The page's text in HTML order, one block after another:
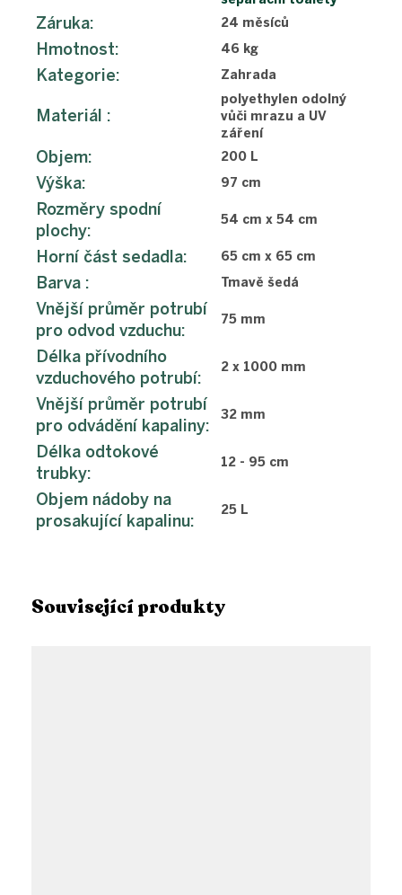
Související produkty
Záruka: 24 měsíců
Hmotnost: 46 kg
Kategorie: Zahrada
Materiál :
polyethylen odolný
vůči mrazu a UV
záření
Objem: 200 L
Výška: 97 cm
Rozměry spodní
plochy:
54 cm x 54 cm
Horní část sedadla: 65 cm x 65 cm
Barva : Tmavě šedá
Vnější průměr potrubí
pro odvod vzduchu:
75 mm
Délka přívodního
vzduchového potrubí:
2 x 1000 mm
Vnější průměr potrubí
pro odvádění kapaliny:
32 mm
Délka odtokové
trubky:
12 - 95 cm
Objem nádoby na
prosakující kapalinu:
25 L